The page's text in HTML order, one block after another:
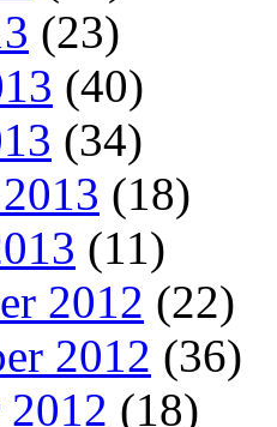
(23)
(40)
(34)
(18)
(11)
2012 (22)
2012 (36)
(18)